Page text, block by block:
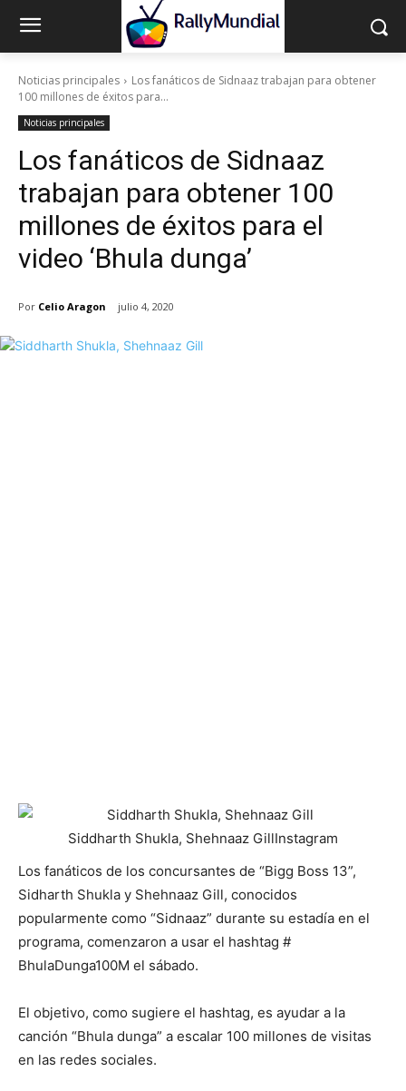
Noticias principales
Los fanáticos de Sidnaaz trabajan para obtener
100 millones de éxitos para...
Noticias principales
Los fanáticos de Sidnaaz
trabajan para obtener 100
millones de éxitos para el
video ‘Bhula dunga’
Por Celio Aragon julio 4, 2020
Siddharth Shukla, Shehnaaz GillInstagram
Los fanáticos de los concursantes de “Bigg Boss 13”,
Sidharth Shukla y Shehnaaz Gill, conocidos
popularmente como “Sidnaaz” durante su estadía en el
programa, comenzaron a usar el hashtag #
BhulaDunga100M el sábado.
El objetivo, como sugiere el hashtag, es ayudar a la
canción “Bhula dunga” a escalar 100 millones de visitas
en las redes sociales.